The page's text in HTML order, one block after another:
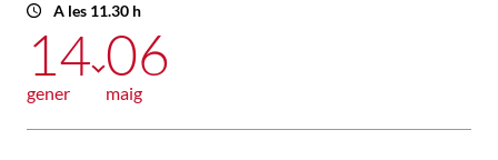
A les 11.30 h
14
gener
06
maig